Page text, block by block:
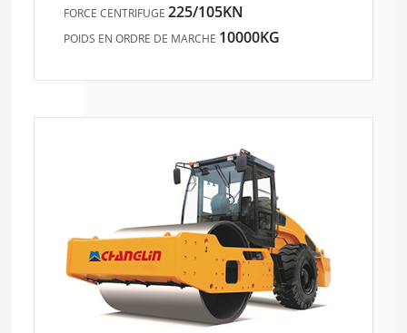
FORCE CENTRIFUGE225/105KN
POIDS EN ORDRE DE MARCHE 10000KG